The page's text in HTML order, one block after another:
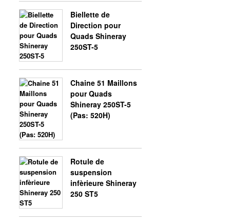
Biellette de
Direction pour
Quads Shineray
250ST-5
Chaine 51 Maillons
pour Quads
Shineray 250ST-5
(Pas: 520H)
Rotule de
suspension
infèrieure Shineray
250 ST5